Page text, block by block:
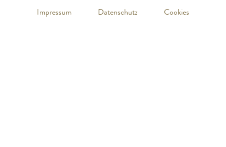
Impressum Datenschutz Cookies